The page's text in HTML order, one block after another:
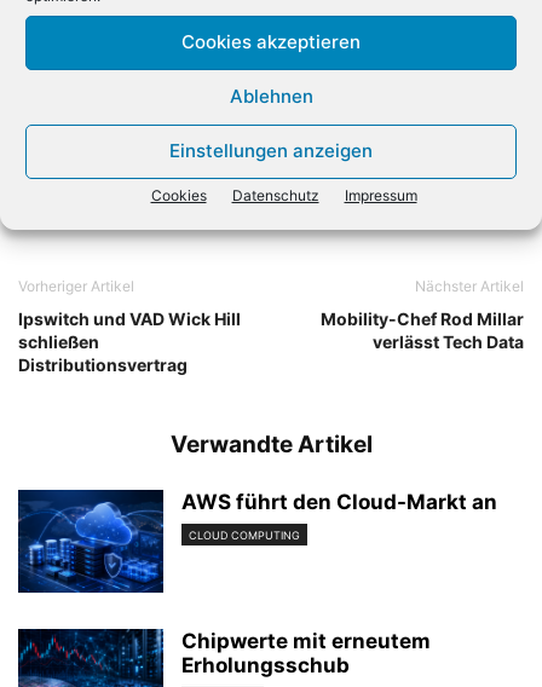
Cookies akzeptieren
Ablehnen
Einstellungen anzeigen
Cookies Datenschutz Impressum
Quartal überraschenderweise noch einmal bei den x86-
Servern zulegen. Dahinter liegen Fujitsu und Cisco auf den
weiteren Rängen.
Vorheriger Artikel
Ipswitch und VAD Wick Hill
schließen
Distributionsvertrag
Nächster Artikel
Mobility-Chef Rod Millar
verlässt Tech Data
Verwandte Artikel
AWS führt den Cloud-Markt an
CLOUD COMPUTING
Chipwerte mit erneutem
Erholungsschub